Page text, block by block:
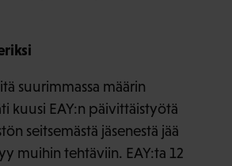
suurimmassa määrin
kuusi EAY:n päivittäistyötä
seitsemästä jäsenestä jää
muihin tehtäviin. EAY:ta 12